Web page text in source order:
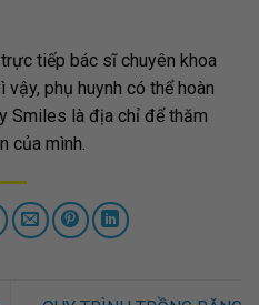
tiếp bác sĩ chuyên khoa
phụ huynh có thể hoàn
Smiles là địa chỉ để thăm
của mình.